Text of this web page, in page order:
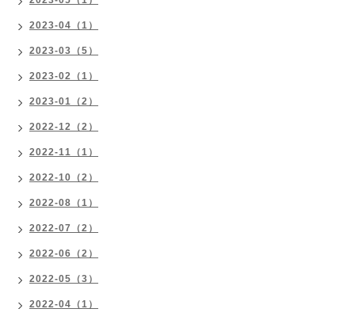
2023-04（1）
2023-03（5）
2023-02（1）
2023-01（2）
2022-12（2）
2022-11（1）
2022-10（2）
2022-08（1）
2022-07（2）
2022-06（2）
2022-05（3）
2022-04（1）